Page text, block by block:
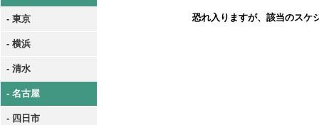
- 東京
- 横浜
- 清水
- 名古屋
- 四日市
恐れ入りますが、該当のスケ